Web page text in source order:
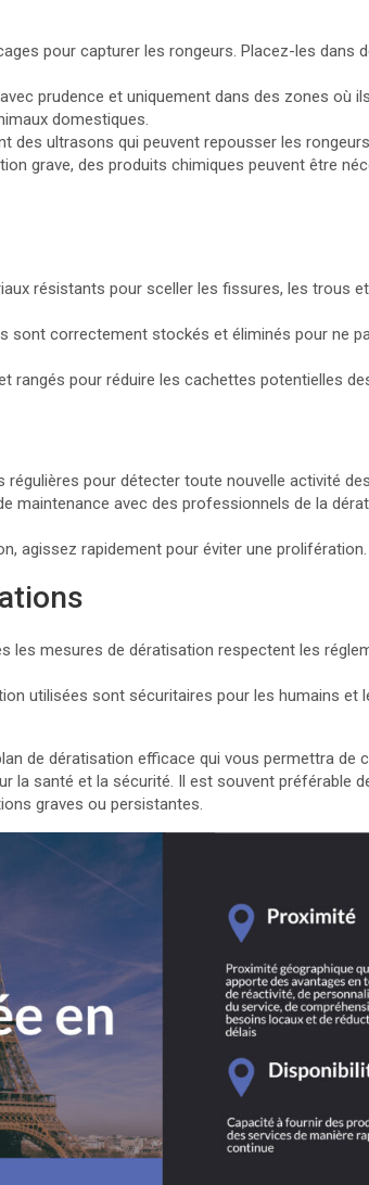
pour capturer les rongeurs. Placez-les dans
prudence et uniquement dans des zones où
domestiques.
des ultrasons qui peuvent repousser les
grave, des produits chimiques peuvent être
résistants pour sceller les fissures, les trous
sont correctement stockés et éliminés pour ne
rangés pour réduire les cachettes potentielles
pour détecter toute nouvelle activité
maintenance avec des professionnels de la
agissez rapidement pour éviter une prolifération.
les mesures de dératisation respectent les
utilisées sont sécuritaires pour les humains et
de dératisation efficace qui vous permettra de
la santé et la sécurité. Il est souvent préférable
graves ou persistantes.